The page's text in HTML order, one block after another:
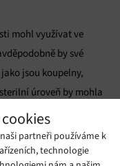
partneři používáme k
technologie
mohl využívat ve
by své
jsou koupelny,
úroveň by mohla
Marsu a i pro